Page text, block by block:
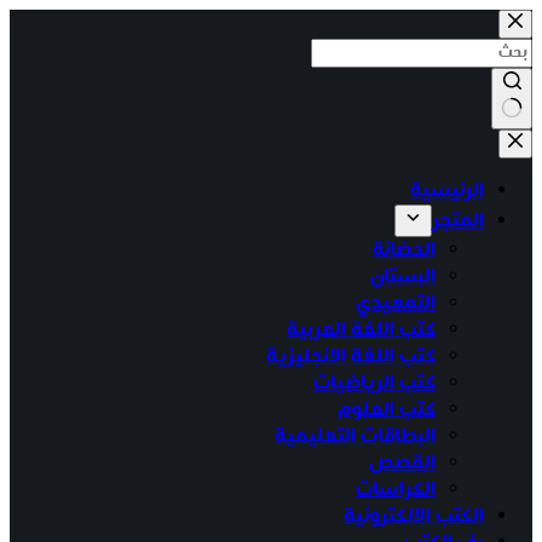
التجاوز
إلى
المحتوى
لا
نتائج الرئيسية
المتجر
الحضانة
البستان
التمهيدي
كتب اللغة العربية
كتب اللغة الانجليزية
كتب الرياضيات
كتب العلوم
البطاقات التعليمية
القصص
الكراسات
الكتب الالكترونية